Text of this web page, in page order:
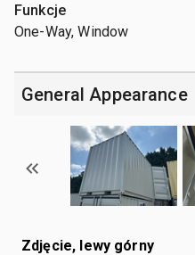
Funkcje
One-Way, Window
General Appearance
Zdjęcie, lewy górny